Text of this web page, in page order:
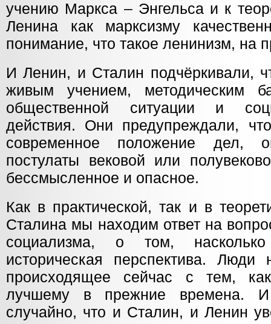
учению Маркса – Энгельса и к
Ленина как марксизму
понимание, что такое ленинизм, на
И Ленин, и Сталин подчёркивали,
живым учением, методическим
общественной ситуации и
действия. Они предупреждали,
современное положение дел,
постулаты вековой или
бессмысленное и опасное.
Как в практической, так и в
Сталина мы находим ответ на
социализма, о том,
историческая перспектива. Люди
происходящее сейчас с тем,
лучшему в прежние времена.
случайно, что и Сталин, и Ленин